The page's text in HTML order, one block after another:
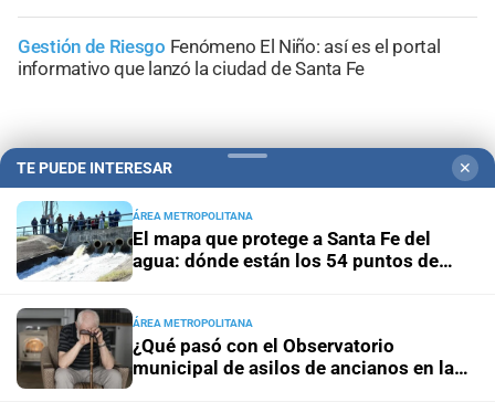
Gestión de Riesgo Fenómeno El Niño: así es el portal
informativo que lanzó la ciudad de Santa Fe
+Sucesos
TE PUEDE INTERESAR ✕
ÁREA METROPOLITANA
El mapa que protege a Santa Fe del
agua: dónde están los 54 puntos de
ÁREA METROPOLITANA
¿Qué pasó con el Observatorio
municipal de asilos de ancianos en la